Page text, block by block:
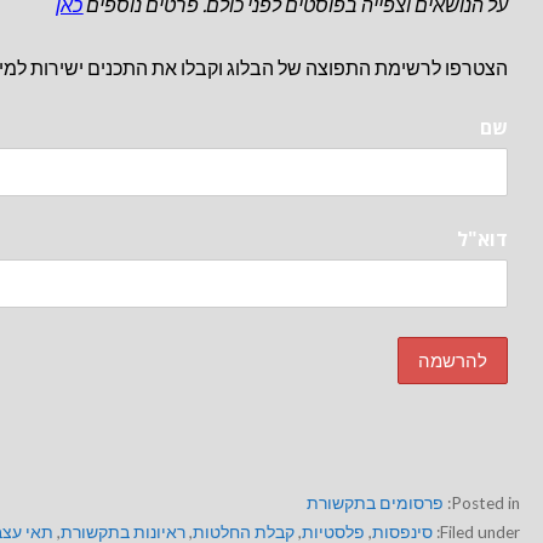
הצטרפו לרשימת התפוצה של הבלוג וקבלו את התכנים ישירות
שם
דוא"ל
Posted in: פרסומים בתקשורת
Filed under: סינפסות, פלסטיות,קבלת החלטות,ראיונות בתקשורת, תאי